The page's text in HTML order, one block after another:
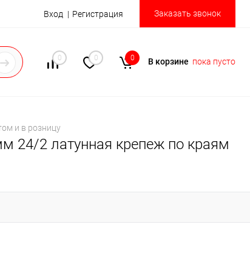
Вход Регистрация Заказать звонок
0 0 0 В корзине пока пусто
и в розницу
24/2 латунная крепеж по краям